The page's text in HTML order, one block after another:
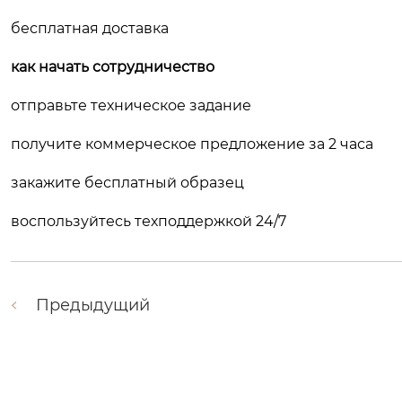
бесплатная доставка
как начать сотрудничество
отправьте техническое задание
получите коммерческое предложение за 2 часа
закажите бесплатный образец
воспользуйтесь техподдержкой 24/7
Предыдущий